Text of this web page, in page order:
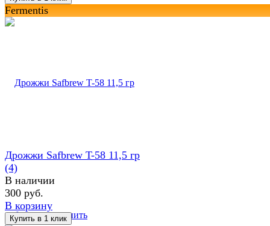
Fermentis
избранное сравнить
Дрожжи Safbrew T-58 11,5 гр
(4)
В наличии
300 руб.
В корзину